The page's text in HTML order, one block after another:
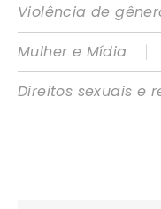
Violência de
Mulher e Mídia
|
Direitos sexuais e